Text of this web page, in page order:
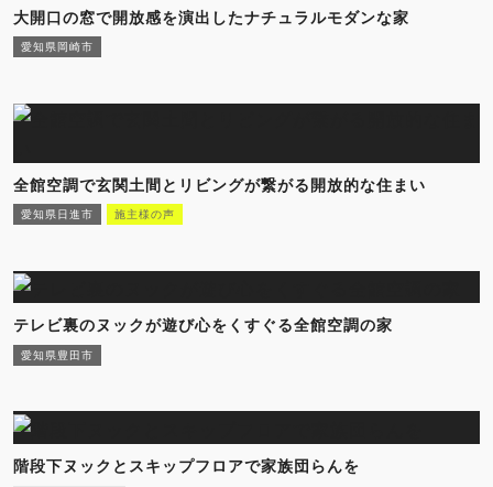
大開口の窓で開放感を演出したナチュラルモダンな家
愛知県岡崎市
全館空調で玄関土間とリビングが繋がる開放的な住まい
愛知県日進市 施主様の声
テレビ裏のヌックが遊び心をくすぐる全館空調の家
愛知県豊田市
階段下ヌックとスキップフロアで家族団らんを